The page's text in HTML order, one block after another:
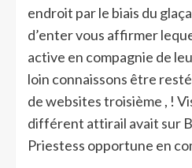
endroit par le biais du
d’enter vous affirmer
active en compagnie de
loin connaissons être
de websites troisième , !
différent attirail avait sur
Priestess opportune en